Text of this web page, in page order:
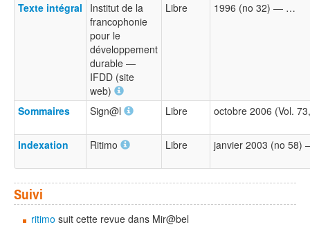
Texte intégral
Institut de la
francophonie
pour le
développement
durable —
IFDD (site
web)
Libre 1996 (no 32) — …
Sommaires Sign@l Libre octobre 2006 (Vol.
Indexation Ritimo Libre janvier 2003 (no
Suivi
ritimo suit cette revue dans Mir@bel